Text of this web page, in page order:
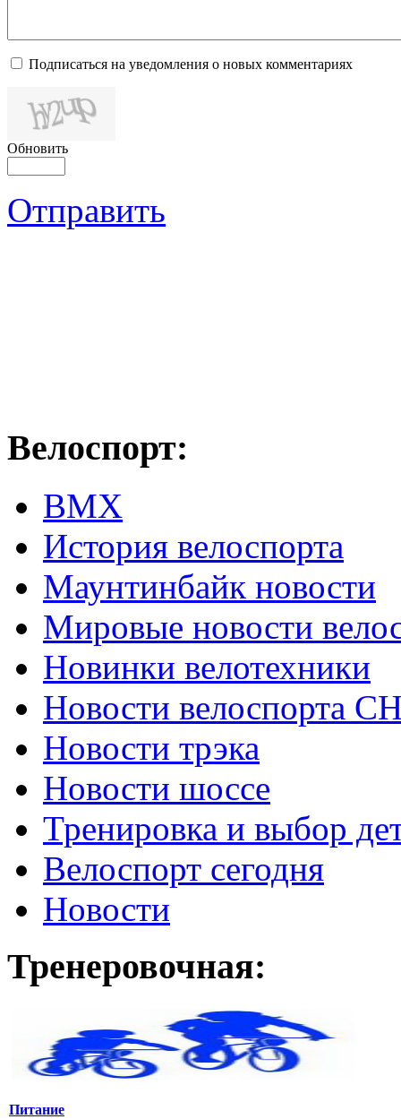
Подписаться на уведомления о новых комментариях
Обновить
Отправить
Велоспорт:
ВМХ
История велоспорта
Маунтинбайк новости
Мировые новости
Новинки велотехники
Новости велоспорта
Новости трэка
Новости шоссе
Тренировка и выбор
Велоспорт сегодня
Новости
Тренеровочная:
Питание